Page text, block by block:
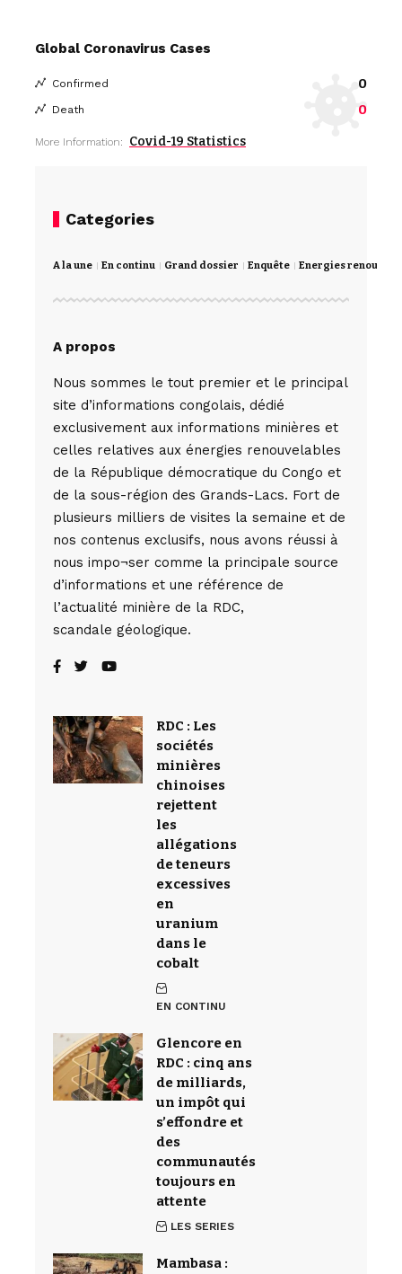
Global Coronavirus Cases
Confirmed 0
Death 0
More Information: Covid-19 Statistics
Categories
A la une En continu Grand dossier Enquête Energies
A propos
Nous sommes le tout premier et le principal
site d’informations congolais, dédié
exclusivement aux informations minières et
celles relatives aux énergies renouvelables
de la République démocratique du Congo et
de la sous-région des Grands-Lacs. Fort de
plusieurs milliers de visites la semaine et de
nos contenus exclusifs, nous avons réussi à
nous impo¬ser comme la principale source
d’informations et une référence de
l’actualité minière de la RDC,
scandale géologique.
RDC : Les
sociétés
minières
chinoises
rejettent
les
allégations
de teneurs
excessives
en
uranium
dans le
cobalt
EN CONTINU
Glencore en
RDC : cinq ans
de milliards,
un impôt qui
s’effondre et
des
communautés
toujours en
attente
LES SERIES
Mambasa :